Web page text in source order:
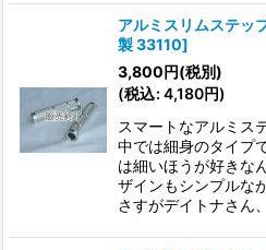
アルミスリムステッ
製 33110]
3,800円(税別)
(税込: 4,180円)
スマートなアルミス
中では細身のタイプ
は細いほうが好きな
ザインもシンプルな
さすがデイトナさん